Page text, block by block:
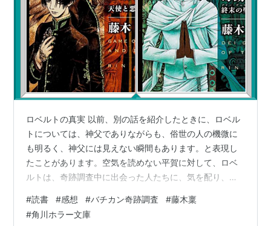
ロベルトの真実 以前、別の話を紹介したときに、ロベル
トについては、神父でありながらも、俗世の人の機微に
も明るく、神父には見えない瞬間もあります。と表現し
たことがあります。空気を読めない平賀に対して、ロベ
ルトは、奇跡調査中に出会った人たちに、気を配り、行
る舞いをしたり、時には神父として信者に寄り添った
り。相手に対して、慈愛を持って接しています。そんな
#読書 #感想 #バチカン奇跡調査 #藤木稟
#角川ホラー文庫